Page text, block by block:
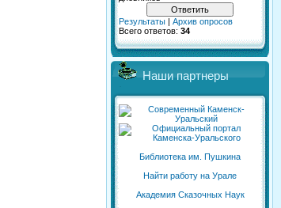
Результаты
Архив опросов
Всего ответов: 34
Наши партнеры
Библиотека им. Пушкина
Найти работу на Урале
Академия Сказочных Наук